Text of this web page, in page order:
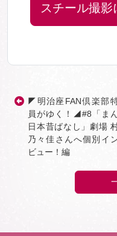
スチール撮影
◤明治座FAN倶楽部
員がゆく！◢#8「ま
日本昔ばなし」劇場
乃々佳さんへ個別イ
ビュー！編